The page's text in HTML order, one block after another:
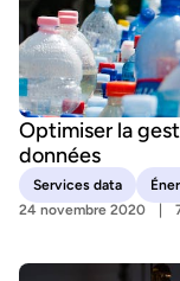
Optimiser la
données
Services data
24 novembre 2020